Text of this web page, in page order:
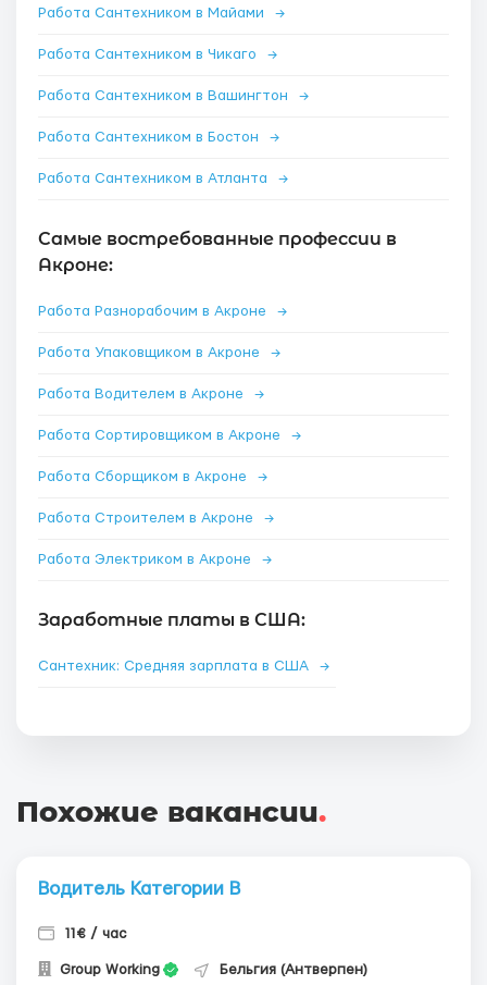
Работа Сантехником в Майами →
Работа Сантехником в Чикаго →
Работа Сантехником в Вашингтон →
Работа Сантехником в Бостон →
Работа Сантехником в Атланта →
Самые востребованные профессии в
Акроне:
Работа Разнорабочим в Акроне →
Работа Упаковщиком в Акроне →
Работа Водителем в Акроне →
Работа Сортировщиком в Акроне →
Работа Сборщиком в Акроне →
Работа Строителем в Акроне →
Работа Электриком в Акроне →
Заработные платы в США:
Сантехник: Средняя зарплата в США →
Похожие вакансии.
Водитель Категории В
11€ / час
Group Working Бельгия (Антверпен)